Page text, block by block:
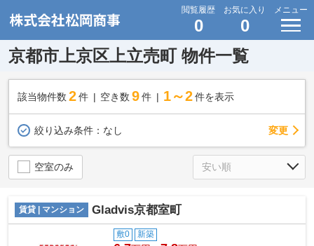
閲覧履歴
0
お気に入り
0
メニュー
京都市上京区上立売町 物件一覧
該当物件数 2件 空き数 9 件 1～2 件を表示
絞り込み条件： なし 変更
空室のみ
賃貸 | マンション Gladvis京都室町
敷0 新築